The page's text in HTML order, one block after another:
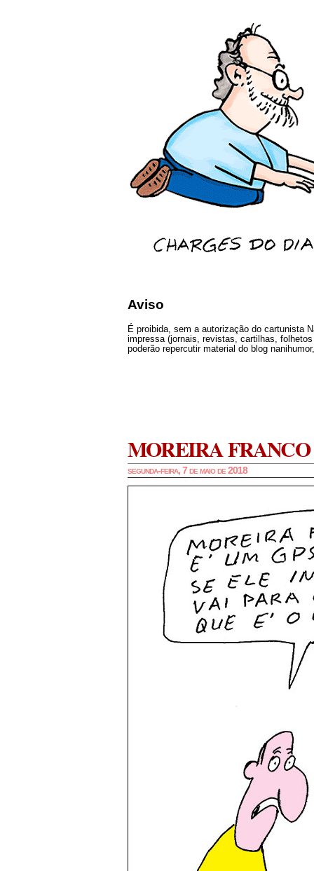
Aviso
É proibida, sem a autorização do cartunista
impressa (jornais, revistas, cartilhas,
poderão repercutir material do blog
MOREIRA FRANCO
segunda-feira, 7 de maio de 2018